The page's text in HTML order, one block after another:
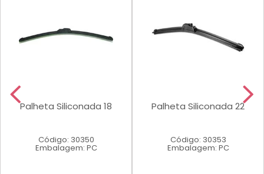
Palheta Siliconada 18
Código: 30350
Embalagem: PC
Palheta Siliconada 22
Código: 30353
Embalagem: PC